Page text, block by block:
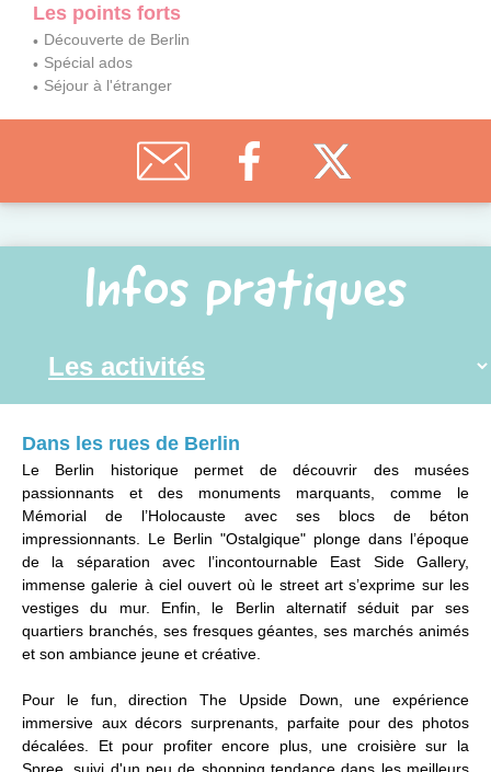
Les points forts
Découverte de Berlin
Spécial ados
Séjour à l'étranger
Infos pratiques
Dans les rues de Berlin
Le Berlin historique permet de découvrir des musées
passionnants et des monuments marquants, comme le
Mémorial de l’Holocauste avec ses blocs de béton
impressionnants. Le Berlin "Ostalgique" plonge dans l’époque
de la séparation avec l’incontournable East Side Gallery,
immense galerie à ciel ouvert où le street art s’exprime sur les
vestiges du mur. Enfin, le Berlin alternatif séduit par ses
quartiers branchés, ses fresques géantes, ses marchés animés
et son ambiance jeune et créative.
Pour le fun, direction The Upside Down, une expérience
immersive aux décors surprenants, parfaite pour des photos
décalées. Et pour profiter encore plus, une croisière sur la
Spree, suivi d'un peu de shopping tendance dans les meilleurs